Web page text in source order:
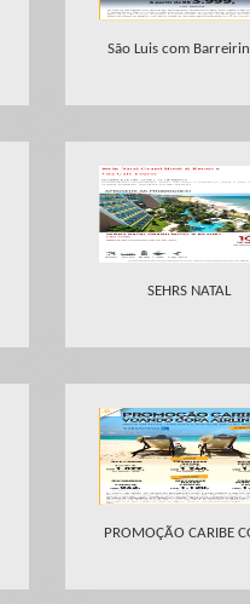
São Luis com
SEHRS NATAL
PROMOÇÃO CARIBE